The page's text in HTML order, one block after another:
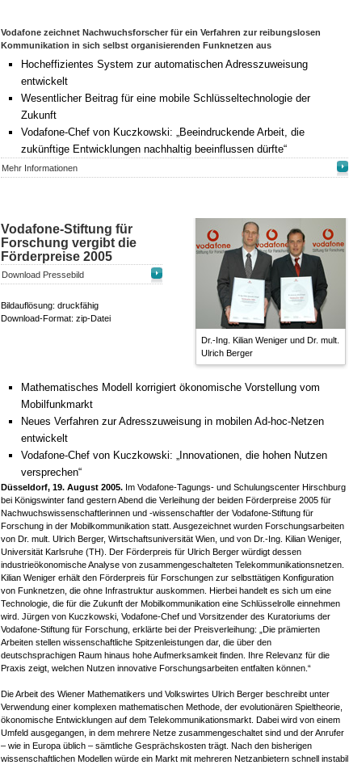
Vodafone zeichnet Nachwuchsforscher für ein Verfahren zur reibungslosen
Kommunikation in sich selbst organisierenden Funknetzen aus
Hocheffizientes System zur automatischen Adresszuweisung
entwickelt
Wesentlicher Beitrag für eine mobile Schlüsseltechnologie der
Zukunft
Vodafone-Chef von Kuczkowski: „Beeindruckende Arbeit, die
zukünftige Entwicklungen nachhaltig beeinflussen dürfte“
Mehr Informationen
Vodafone-Stiftung für
Forschung vergibt die
Förderpreise 2005
Download Pressebild
Bildauflösung: druckfähig
Download-Format: zip-Datei
Dr.-Ing. Kilian Weniger und Dr. mult.
Ulrich Berger
Mathematisches Modell korrigiert ökonomische Vorstellung vom
Mobilfunkmarkt
Neues Verfahren zur Adresszuweisung in mobilen Ad-hoc-Netzen
entwickelt
Vodafone-Chef von Kuczkowski: „Innovationen, die hohen Nutzen
versprechen“
Düsseldorf, 19. August 2005. Im Vodafone-Tagungs- und Schulungscenter Hirschburg
bei Königswinter fand gestern Abend die Verleihung der beiden Förderpreise 2005 für
Nachwuchswissenschaftlerinnen und -wissenschaftler der Vodafone-Stiftung für
Forschung in der Mobilkommunikation statt. Ausgezeichnet wurden Forschungsarbeiten
von Dr. mult. Ulrich Berger, Wirtschaftsuniversität Wien, und von Dr.-Ing. Kilian Weniger,
Universität Karlsruhe (TH). Der Förderpreis für Ulrich Berger würdigt dessen
industrieökonomische Analyse von zusammengeschalteten Telekommunikationsnetzen.
Kilian Weniger erhält den Förderpreis für Forschungen zur selbsttätigen Konfiguration
von Funknetzen, die ohne Infrastruktur auskommen. Hierbei handelt es sich um eine
Technologie, die für die Zukunft der Mobilkommunikation eine Schlüsselrolle einnehmen
wird. Jürgen von Kuczkowski, Vodafone-Chef und Vorsitzender des Kuratoriums der
Vodafone-Stiftung für Forschung, erklärte bei der Preisverleihung: „Die prämierten
Arbeiten stellen wissenschaftliche Spitzenleistungen dar, die über den
deutschsprachigen Raum hinaus hohe Aufmerksamkeit finden. Ihre Relevanz für die
Praxis zeigt, welchen Nutzen innovative Forschungsarbeiten entfalten können.“
Die Arbeit des Wiener Mathematikers und Volkswirtes Ulrich Berger beschreibt unter
Verwendung einer komplexen mathematischen Methode, der evolutionären Spieltheorie,
ökonomische Entwicklungen auf dem Telekommunikationsmarkt. Dabei wird von einem
Umfeld ausgegangen, in dem mehrere Netze zusammengeschaltet sind und der Anrufer
– wie in Europa üblich – sämtliche Gesprächskosten trägt. Nach den bisherigen
wissenschaftlichen Modellen würde ein Markt mit mehreren Netzanbietern schnell instabil